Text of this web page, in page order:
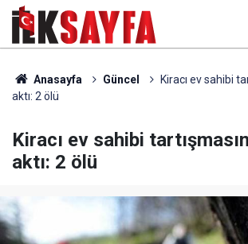
Anasayfa Güncel
Kiracı ev sahibi
aktı: 2 ölü
Kiracı ev sahibi
aktı: 2 ölü